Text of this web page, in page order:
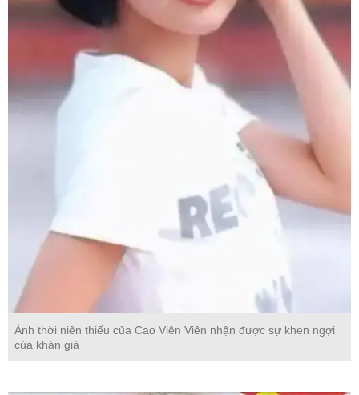
Ảnh thời niên thiếu của Cao Viên Viên nhận được sự khen ngợi
của khán giả